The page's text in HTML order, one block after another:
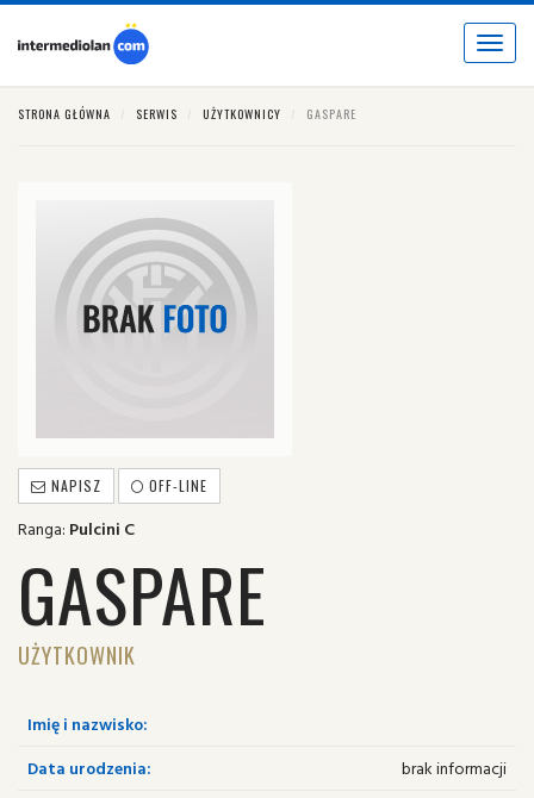
Toggle
STRONA GŁÓWNA SERWIS UŻYTKOWNICY GASPARE
NAPISZ OFF-LINE
Ranga: Pulcini C
GASPARE
UŻYTKOWNIK
Imię i nazwisko:
Data urodzenia:
brak informacji